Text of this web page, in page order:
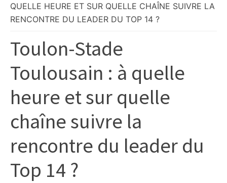
info
locale,
culture,
politique,
météo,
divers
initiatives
QUELLE HEURE ET SUR QUELLE CHAÎNE SUIVRE LA
RENCONTRE DU LEADER DU TOP 14 ?
Toulon-Stade
Toulousain : à quelle
heure et sur quelle
chaîne suivre la
rencontre du leader du
Top 14 ?